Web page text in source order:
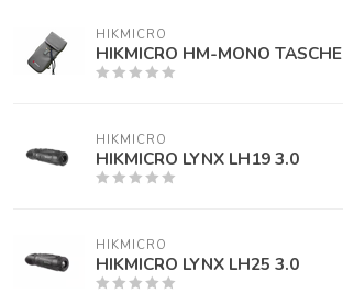
HIKMICRO
HIKMICRO HM-MONO TASCHE
HIKMICRO
HIKMICRO LYNX LH19 3.0
HIKMICRO
HIKMICRO LYNX LH25 3.0